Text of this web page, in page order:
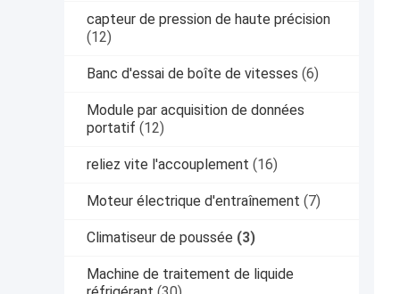
capteur de pression de haute précision
(12)
Banc d'essai de boîte de vitesses (6)
Module par acquisition de données
portatif (12)
reliez vite l'accouplement (16)
Moteur électrique d'entraînement (7)
Climatiseur de poussée (3)
Machine de traitement de liquide